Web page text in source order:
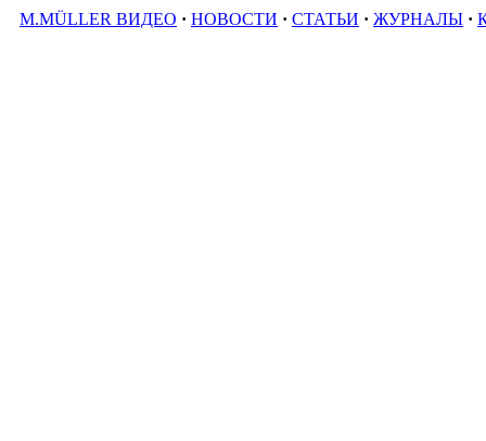
M.MÜLLER ВИДЕО · НОВОСТИ · СТАТЬИ · ЖУРНАЛЫ ·